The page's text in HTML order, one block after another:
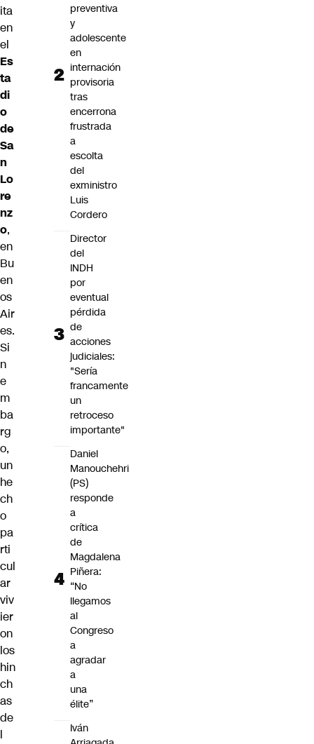
ita
en
el
Es
ta
di
o
de
Sa
n
Lo
re
nz
o,
en
Bu
en
os
Air
es.
Si
n
e
m
ba
rg
o,
un
he
ch
o
pa
rti
cul
ar
viv
ier
on
los
hin
ch
as
de
l
preventiva
y
adolescente
en
internación
provisoria
tras
encerrona
frustrada
a
escolta
del
exministro
Luis
Cordero
Director
del
INDH
por
eventual
pérdida
de
acciones
judiciales:
"Sería
francamente
un
retroceso
importante"
Daniel
Manouchehri
(PS)
responde
a
crítica
de
Magdalena
Piñera:
“No
llegamos
al
Congreso
a
agradar
a
una
élite”
Iván